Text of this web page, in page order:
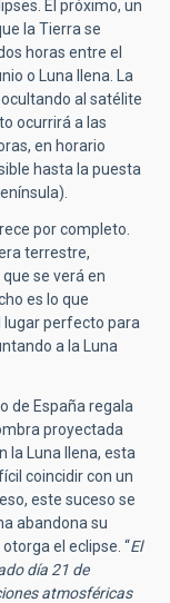
El próximo, un
la Tierra se
horas entre el
o Luna llena. La
al satélite
ocurrirá a las
en horario
hasta la puesta
por completo.
terrestre,
se verá en
es lo que
lugar perfecto para
a la Luna
de España regala
proyectada
la Luna llena, esta
coincidir con un
este suceso se
abandona su
el eclipse. “El
día 21 de
atmosféricas